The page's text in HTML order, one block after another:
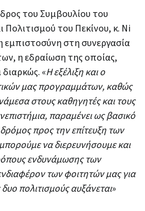
του Συμβουλίου του
του Πεκίνου, κ. Ni
στη συνεργασία
η εδραίωση της οποίας,
«Η εξέλιξη και ο
μας προγραμμάτων, καθώς
στους καθηγητές και τους
παραμένει ως βασικό
προς την επίτευξη των
να διερευνήσουμε και
ενδυνάμωσης των
των φοιτητών μας για
πολιτισμούς αυξάνεται»